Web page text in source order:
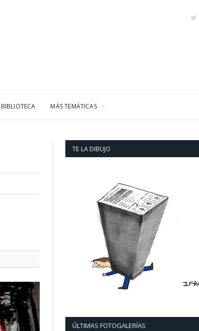
BIBLIOTECA MÁS TEMÁTICAS
TE LA DIBUJO
ÚLTIMAS FOTOGALERÍAS